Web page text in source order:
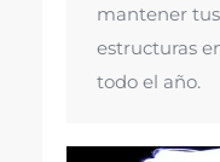
mantener
estructuras
todo el año.